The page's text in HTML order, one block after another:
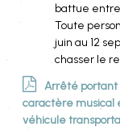
battue entre
Toute
juin au 12
chasser le
Arrêté portant
caractère musical
véhicule